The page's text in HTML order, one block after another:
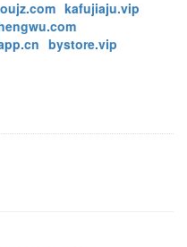
kafujiaju.vip
bystore.vip